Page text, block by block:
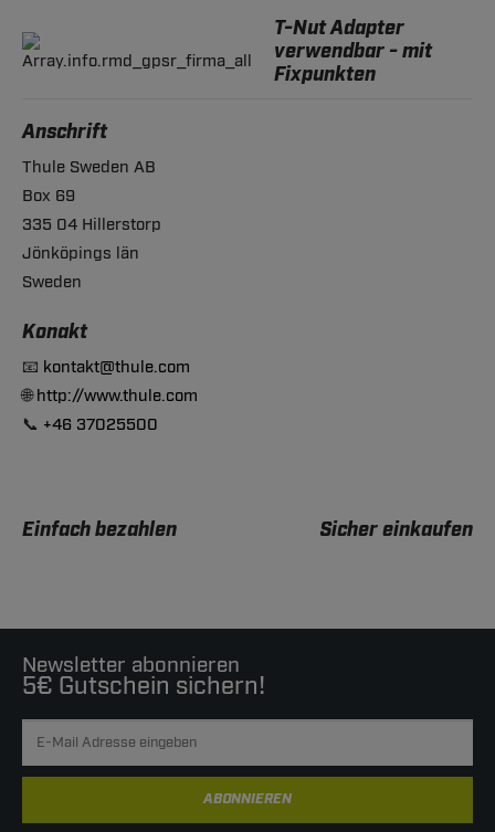
T-Nut Adapter
verwendbar - mit
Fixpunkten
Anschrift
Thule Sweden AB
Box 69
335 04 Hillerstorp
Jönköpings län
Sweden
Konakt
📧 kontakt@thule.com
🌐http://www.thule.com
📞 +46 37025500
Einfach bezahlen Sicher einkaufen
Newsletter abonnieren
5€ Gutschein sichern!
ABONNIEREN